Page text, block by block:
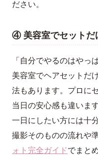
ださい。
④ 美容室でセットだ
「自分でやるのはやっ
美容室でヘアセットだ
法もあります。プロに
当日の安心感も違いま
一日にしたい方には十
撮影そのものの流れや
ォト完全ガイドでまと